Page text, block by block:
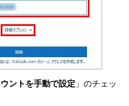
ントを手動で設定 」のチェッ